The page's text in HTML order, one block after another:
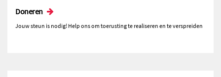
Doneren
Jouw steun is nodig! Help ons om toerusting te realiseren en te verspreiden